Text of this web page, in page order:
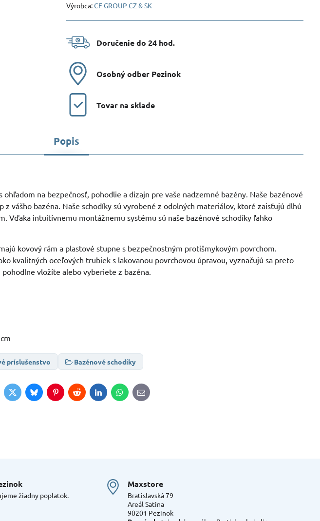
Výrobca:CF GROUP CZ & SK
Doručenie do 24 hod​.
Osobný odber Pezinok
Tovar na sklade
Popis
na bezpečnosť, pohodlie a dizajn pre vaše nadzemné bazény. Naše bazénové
vášho bazéna. Naše schodíky sú vyrobené z odolných materiálov, ktoré zaisťujú dlhú
Vďaka intuitívnemu montážnemu systému sú naše bazénové schodíky ľahko
kovový rám a plastové stupne s bezpečnostným protišmykovým povrchom.
kvalitných oceľových trubiek s lakovanou povrchovou úpravou, vyznačujú sa preto
vložíte alebo vyberiete z bazéna.
príslušenstvo Bazénové schodíky
TwitterBlueskyPinterestRedditLinkedInWhatsApp
E-
mail
žiadny poplatok.
Maxstore
Bratislavská 79
Areál Satina
90201 Pezinok